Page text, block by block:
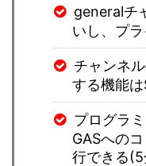
generalチ
いし、プ
チャンネ
する機能
プログラ
GASへの
行できる